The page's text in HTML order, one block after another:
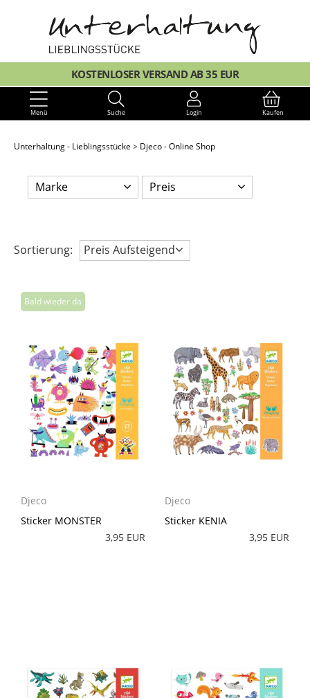
KOSTENLOSER VERSAND AB 35 EUR
Menü Suche Login Kaufen
Unterhaltung - Lieblingsstücke Djeco - Online Shop
Marke Preis
Sortierung: Preis Aufsteigend
Djeco
Sticker MONSTER
3,95 EUR
Djeco
Sticker KENIA
3,95 EUR